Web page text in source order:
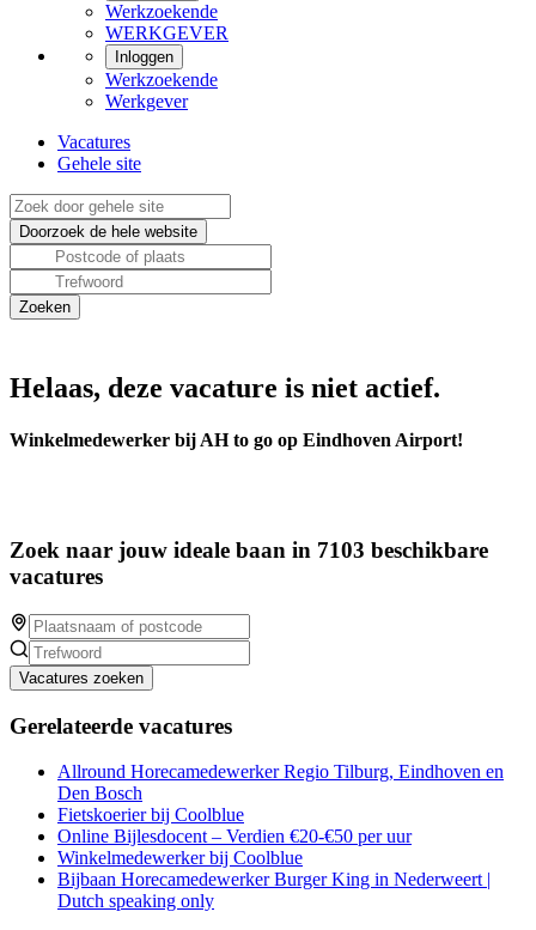
Werkzoekende
WERKGEVER
Inloggen
Werkzoekende
Werkgever
Vacatures
Gehele site
Helaas, deze vacature is niet actief.
Winkelmedewerker bij AH to go op Eindhoven Airport!
Zoek naar jouw ideale baan in 7103 beschikbare
vacatures
Vacatures zoeken
Gerelateerde vacatures
Allround Horecamedewerker Regio Tilburg, Eindhoven en
Den Bosch
Fietskoerier bij Coolblue
Online Bijlesdocent – Verdien €20-€50 per uur
Winkelmedewerker bij Coolblue
Bijbaan Horecamedewerker Burger King in Nederweert |
Dutch speaking only